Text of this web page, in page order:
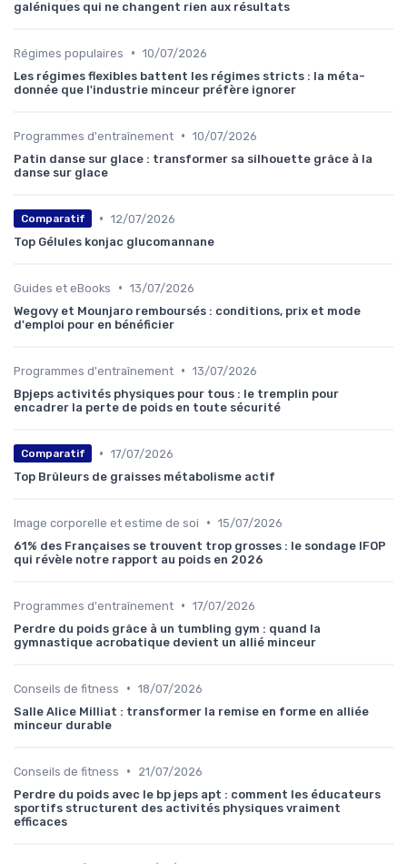
galéniques qui ne changent rien aux résultats
Régimes populaires • 10/07/2026
Les régimes flexibles battent les régimes stricts : la méta-
donnée que l'industrie minceur préfère ignorer
Programmes d'entraînement • 10/07/2026
Patin danse sur glace : transformer sa silhouette grâce à la
danse sur glace
Comparatif • 12/07/2026
Top Gélules konjac glucomannane
Guides et eBooks • 13/07/2026
Wegovy et Mounjaro remboursés : conditions, prix et mode
d'emploi pour en bénéficier
Programmes d'entraînement • 13/07/2026
Bpjeps activités physiques pour tous : le tremplin pour
encadrer la perte de poids en toute sécurité
Comparatif • 17/07/2026
Top Brûleurs de graisses métabolisme actif
Image corporelle et estime de soi • 15/07/2026
61% des Françaises se trouvent trop grosses : le sondage IFOP
qui révèle notre rapport au poids en 2026
Programmes d'entraînement • 17/07/2026
Perdre du poids grâce à un tumbling gym : quand la
gymnastique acrobatique devient un allié minceur
Conseils de fitness • 18/07/2026
Salle Alice Milliat : transformer la remise en forme en alliée
minceur durable
Conseils de fitness •
21/07/2026
Perdre du poids avec le bp jeps apt : comment les éducateurs
sportifs structurent des activités physiques vraiment
efficaces